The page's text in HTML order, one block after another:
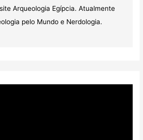
Arqueologia Egípcia. Atualmente
pelo Mundo e Nerdologia.